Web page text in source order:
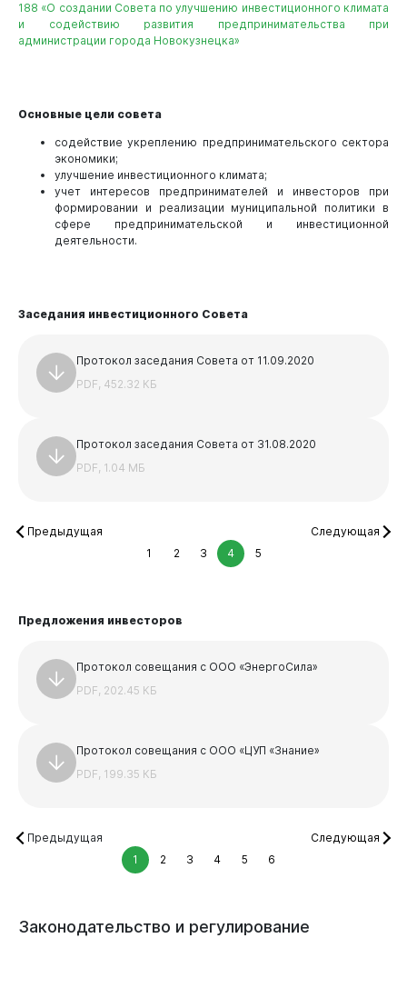
Виртуальнаяприемная
188 «О создании Совета по улучшению инвестиционного климата
и содействию развития предпринимательства при
администрации города Новокузнецка»
Основные цели совета
содействие укреплению предпринимательского сектора
экономики;
улучшение инвестиционного климата;
учет интересов предпринимателей и инвесторов при
формировании и реализации муниципальной политики в
сфере предпринимательской и инвестиционной
деятельности.
Заседания инвестиционного Совета
Протокол заседания Совета от 11.09.2020
PDF, 452.32 КБ
Протокол заседания Совета от 31.08.2020
PDF, 1.04 МБ
Предыдущая
1
2 3 4 5
Следующая
Предложения инвесторов
Протокол совещания с ООО «ЭнергоСила»
PDF, 202.45 КБ
Протокол совещания с ООО «ЦУП «Знание»
PDF, 199.35 КБ
Предыдущая
1
2 3 4 5 6
Следующая
Законодательство и регулирование